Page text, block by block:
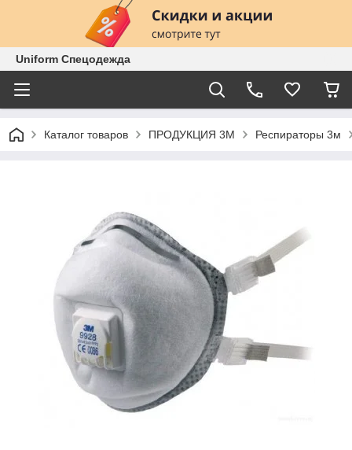
Uniform Спецодежда
Каталог товаров ПРОДУКЦИЯ 3М Респираторы 3м